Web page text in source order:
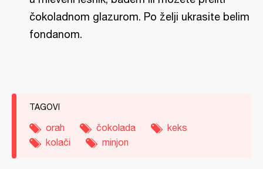
čokoladnom glazurom. Po želji ukrasite belim
fondanom.
TAGOVI
orah čokolada
keks
kolači
minjon